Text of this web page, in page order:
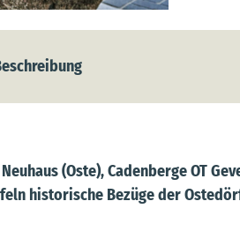
(Oste), Cadenberge OT
historische Bezüge der